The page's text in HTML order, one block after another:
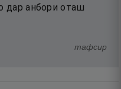
дар анбори оташ
тафсир